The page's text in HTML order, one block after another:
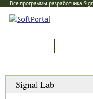
Все программы разработчика
Signal Lab